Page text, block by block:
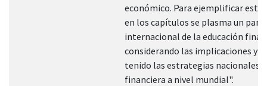
económico. Para ejemplificar esta
en los capítulos se plasma un
internacional de la educación
considerando las implicaciones y
tenido las estrategias nacionales
financiera a nivel mundial".